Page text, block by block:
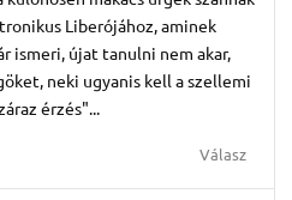
Liberójához, aminek
ismeri, újat tanulni nem akar,
neki ugyanis kell a szellemi
érzés"...
Válasz